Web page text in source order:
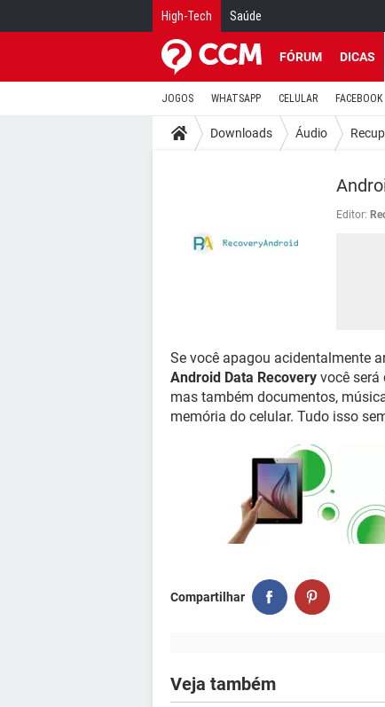
High-Tech Saúde
FÓRUM DICAS
JOGOS WHATSAPP CELULAR FACEBOOK
Downloads Áudio
Editor:
Se você apagou acidentalmente
Android Data Recovery você será
mas também documentos,
memória do celular. Tudo isso
Compartilhar
Veja também